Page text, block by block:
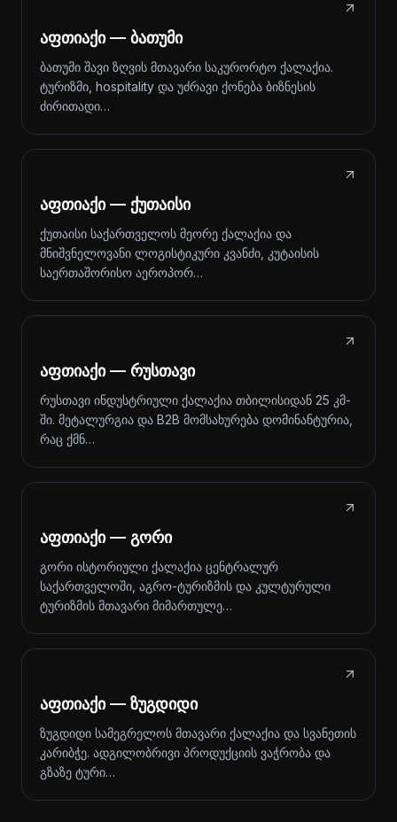
აფთიაქი — ბათუმი
ბათუმი შავი ზღვის მთავარი საკურორტო ქალაქია.
ტურიზმი, hospitality და უძრავი ქონება ბიზნესის
ძირითადი…
აფთიაქი — ქუთაისი
ქუთაისი საქართველოს მეორე ქალაქია და
მნიშვნელოვანი ლოგისტიკური კვანძი, კუტაისის
საერთაშორისო აეროპორ…
აფთიაქი — რუსთავი
რუსთავი ინდუსტრიული ქალაქია თბილისიდან 25 კმ-
ში. მეტალურგია და B2B მომსახურება დომინანტურია,
რაც ქმნ…
აფთიაქი — გორი
გორი ისტორიული ქალაქია ცენტრალურ
საქართველოში, აგრო-ტურიზმის და კულტურული
ტურიზმის მთავარი მიმართულე…
აფთიაქი — ზუგდიდი
ზუგდიდი სამეგრელოს მთავარი ქალაქია და სვანეთის
კარიბჭე. ადგილობრივი პროდუქციის ვაჭრობა და
გზაზე ტური…